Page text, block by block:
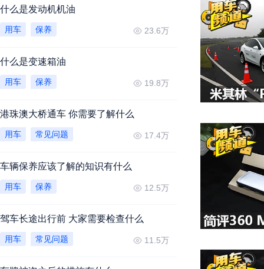
什么是发动机机油
用车 保养 23.6万
什么是变速箱油
用车 保养 19.8万
港珠澳大桥通车 你需要了解什么
用车 常见问题 17.4万
车辆保养应该了解的知识有什么
用车 保养 12.5万
驾车长途出行前 大家需要检查什么
用车 常见问题 11.5万